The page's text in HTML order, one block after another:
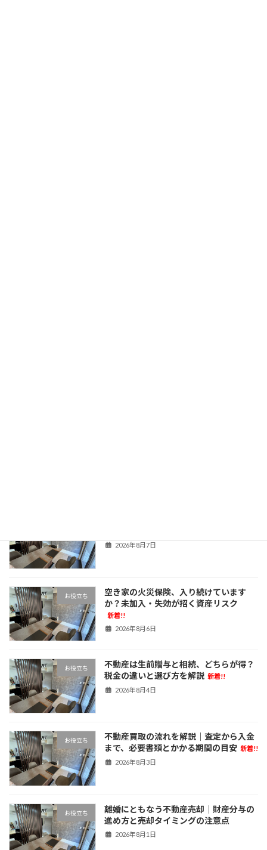
2026年8月7日
お役立ち
空き家の火災保険、入り続けています
か？未加入・失効が招く資産リスク
新着!!
2026年8月6日
お役立ち
不動産は生前贈与と相続、どちらが得？
税金の違いと選び方を解説 新着!!
2026年8月4日
お役立ち
不動産買取の流れを解説｜査定から入金
まで、必要書類とかかる期間の目安 新着!!
2026年8月3日
お役立ち
離婚にともなう不動産売却｜財産分与の
進め方と売却タイミングの注意点
2026年8月1日